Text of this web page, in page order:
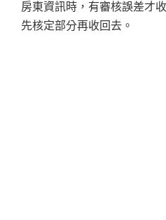
房東資訊時，有審核誤差才
先核定部分再收回去。